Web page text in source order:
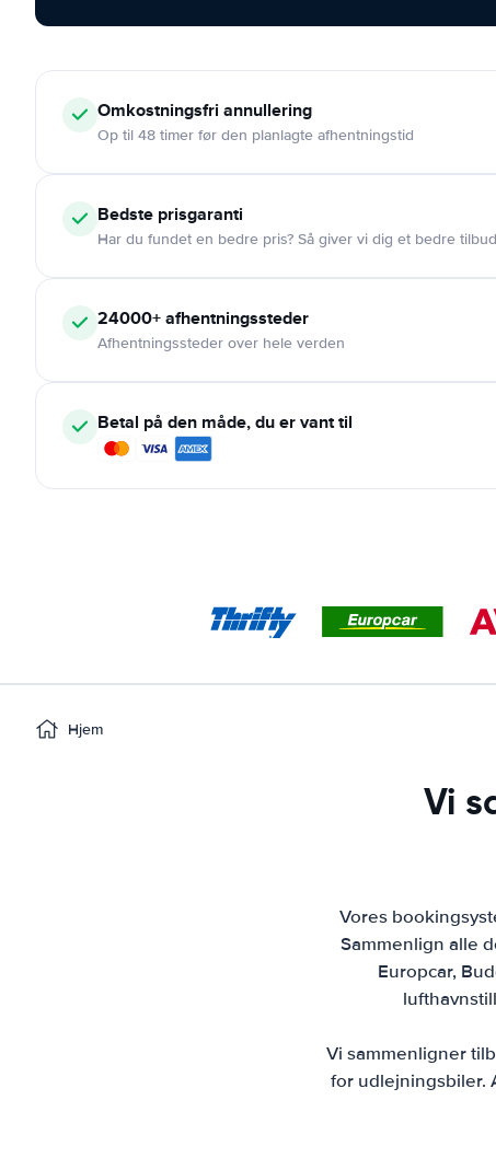
Omkostningsfri annullering
Op til 48 timer før den planlagte afhentningstid
Bedste prisgaranti
Har du fundet en bedre pris? Så giver vi dig et bedre
24000+afhentningssteder
Afhentningssteder over hele verden
Betal på den måde, du er vant til
Hjem
Vi
Vores
Sammenlign alle
Europcar,
Vi sammenligner
for udlejningsbiler.